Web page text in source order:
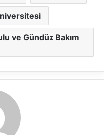
ve Gündüz Bakım